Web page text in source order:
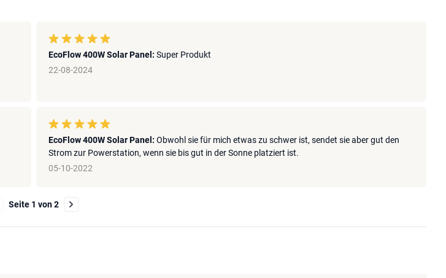
EcoFlow 400W Solar Panel: Super Produkt
22-08-2024
EcoFlow 400W Solar Panel: Obwohl sie für mich etwas zu schwer ist, sendet sie aber gut den
Strom zur Powerstation, wenn sie bis gut in der Sonne platziert ist.
05-10-2022
Seite 1 von 2